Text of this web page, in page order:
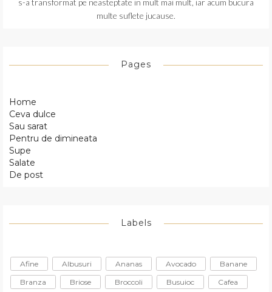
s-a transformat pe neasteptate in mult mai mult, iar acum bucura
multe suflete jucause.
Pages
Home
Ceva dulce
Sau sarat
Pentru de dimineata
Supe
Salate
De post
Labels
Afine Albusuri Ananas Avocado
Banane
Branza
Briose Broccoli Busuioc
Cafea